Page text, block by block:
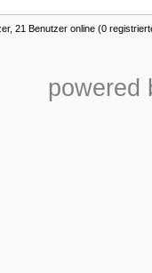
21 Benutzer online (0
powered